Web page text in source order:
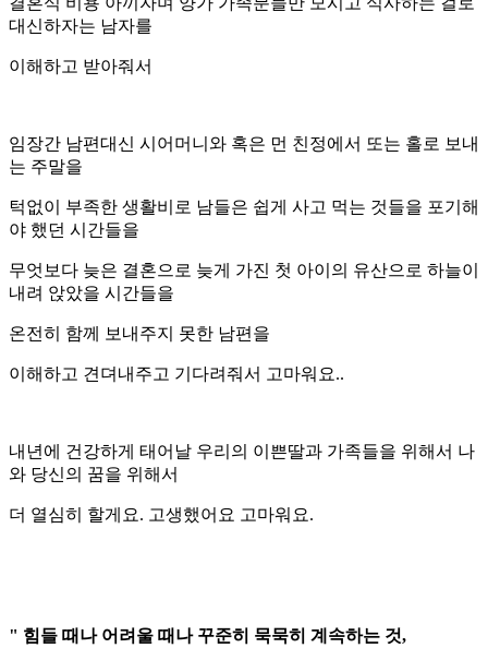
대신하자는 남자를
이해하고 받아줘서
임장간 남편대신 시어머니와 혹은 먼 친정에서 또는 홀로 보내
는 주말을
턱없이 부족한 생활비로 남들은 쉽게 사고 먹는 것들을 포기해
야 했던 시간들을
무엇보다 늦은 결혼으로 늦게 가진 첫 아이의 유산으로 하늘이
내려 앉았을 시간들을
온전히 함께 보내주지 못한 남편을
이해하고 견뎌내주고 기다려줘서 고마워요..
내년에 건강하게 태어날 우리의 이쁜딸과 가족들을 위해서 나
와 당신의 꿈을 위해서
더 열심히 할게요. 고생했어요 고마워요.
" 힘들 때나 어려울 때나 꾸준히 묵묵히 계속하는 것,